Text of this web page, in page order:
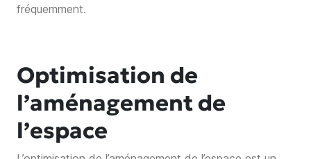
fréquemment.
Optimisation de
l’aménagement de
l’espace